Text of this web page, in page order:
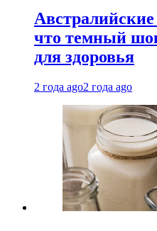
что темный
для здоровья
2 года ago2 года ago